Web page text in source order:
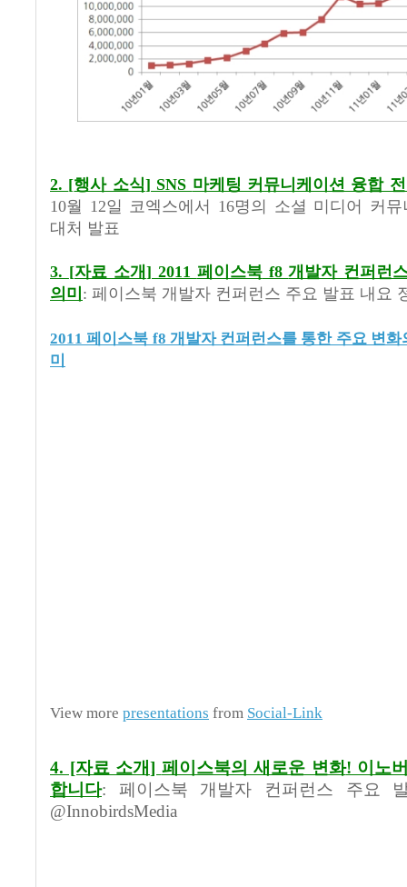
2. [행사 소식] SNS 마케팅 커뮤니케이션 융합
10월 12일 코엑스에서 16명의 소셜 미디어 커뮤
대처 발표
3. [자료 소개 ] 2011 페이스북f8개발자 컨퍼런
의미 : 페이스북 개발자 컨퍼런스 주요 발표 내요
2011 페이스북 f8 개발자 컨퍼런스를 통한 주요 변화
미
View more presentations from Social-Link
4. [자료 소개] 페이스북의 새로운 변화! 이노
합니다:
페이스북 개발자 컨퍼런스 주요
@InnobirdsMedia